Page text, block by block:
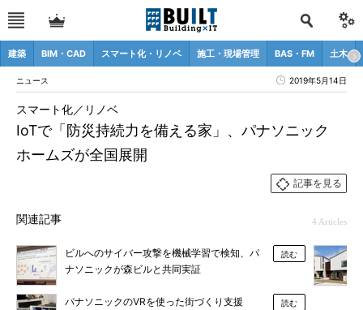
建築 BIM・CAD スマート化・リノベ 施工・現場管理 BAS・FM 土木
ニュース 2019年5月14日
IoTで「防災持続力を備える家」、パナソニック
ホームズが全国展開
スマート化／リノベ
記事を見る
関連記事 4 Articles
ビルへのサイバー攻撃を機械学習で検知、パ
ナソニックが森ビルと共同実証
読む
パナソニックのVRを使った街づくり支援 読む